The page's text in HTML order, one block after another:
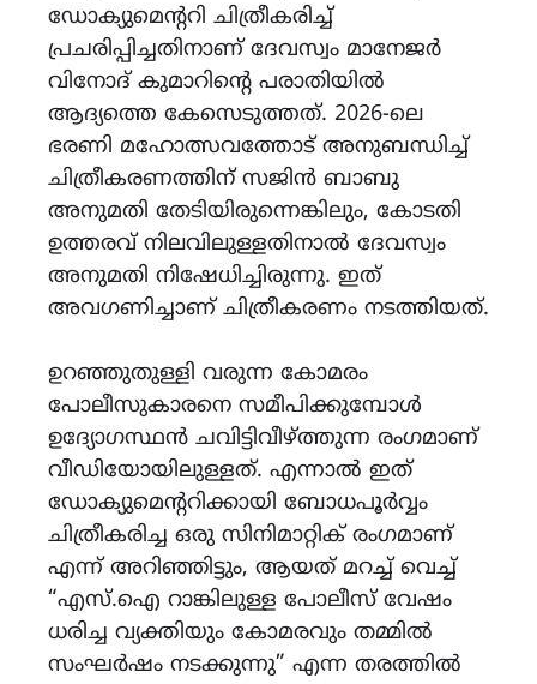
ഡോക്യുമെന്ററി ചിത്രീകരിച്ച്
പ്രചരിപ്പിച്ചതിനാണ് ദേവസ്വം മാനേജർ
വിനോദ് കുമാറിന്റെ പരാതിയിൽ
ആദ്യത്തെ കേസെടുത്തത്. 2026-ലെ
ഭരണി മഹോത്സവത്തോട് അനുബന്ധിച്ച്
ചിത്രീകരണത്തിന് സജിൻ ബാബു
അനുമതി തേടിയിരുന്നെങ്കിലും, കോടതി
ഉത്തരവ് നിലവിലുള്ളതിനാൽ ദേവസ്വം
അനുമതി നിഷേധിച്ചിരുന്നു. ഇത്
അവഗണിച്ചാണ് ചിത്രീകരണം നടത്തിയത്.
ഉറഞ്ഞുതുള്ളി വരുന്ന കോമരം
പോലീസുകാരനെ സമീപിക്കുമ്പോൾ
ഉദ്യോഗസ്ഥൻ ചവിട്ടിവീഴ്ത്തുന്ന രംഗമാണ്
വീഡിയോയിലുള്ളത്. എന്നാൽ ഇത്
ഡോക്യുമെന്ററിക്കായി ബോധപൂർവ്വം
ചിത്രീകരിച്ച ഒരു സിനിമാറ്റിക് രംഗമാണ്
എന്ന് അറിഞ്ഞിട്ടും, ആയത് മറച്ച് വെച്ച്
“എസ്.ഐ റാങ്കിലുള്ള പോലീസ് വേഷം
ധരിച്ച വ്യക്തിയും കോമരവും തമ്മിൽ
സംഘർഷം നടക്കുന്നു” എന്ന തരത്തിൽ